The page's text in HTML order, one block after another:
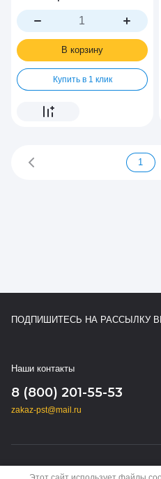
В корзину
Купить в 1 клик
1
ПОДПИШИТЕСЬ НА РАССЫЛКУ
Наши контакты
8 (800) 201-55-53
zakaz-pst@mail.ru
Copyright ©